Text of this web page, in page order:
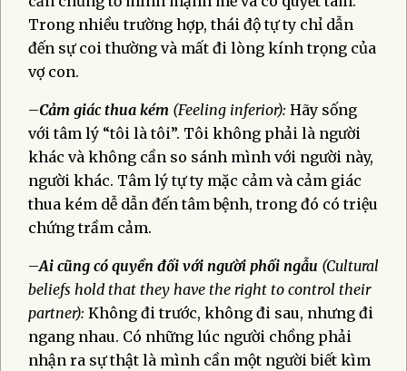
Trong nhiều trường hợp, thái độ tự ty chỉ dẫn
đến sự coi thường và mất đi lòng kính trọng của
vợ con.
–Cảm giác thua kém (Feeling inferior): Hãy sống
với tâm lý “tôi là tôi”. Tôi không phải là người
khác và không cần so sánh mình với người này,
người khác. Tâm lý tự ty mặc cảm và cảm giác
thua kém dễ dẫn đến tâm bệnh, trong đó có triệu
chứng trầm cảm.
–Ai cũng có quyền đối với người phối ngẫu (Cultural
beliefs hold that they have the right to control their
partner): Không đi trước, không đi sau, nhưng đi
ngang nhau. Có những lúc người chồng phải
nhận ra sự thật là mình cần một người biết kìm